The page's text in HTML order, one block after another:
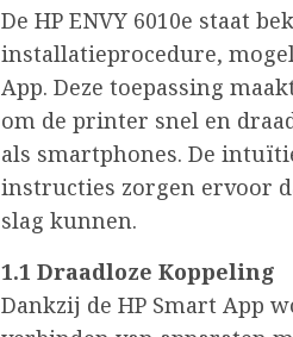
De HP ENVY 6010e staat
installatieprocedure,
App. Deze toepassing
om de printer snel en
als smartphones. De
instructies zorgen ervoor
slag kunnen.
1.1 Draadloze Koppeling
Dankzij de HP Smart App